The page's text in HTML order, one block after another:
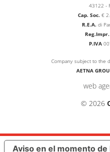
43122 -
Cap. Soc. €
R.E.A. di
Reg.Impr.
P.IVA
Company subject to the
AETNA
web
© 2026
Aviso en el momento de